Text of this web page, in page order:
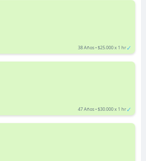
38 Años • $25.000 x 1 hr✓
47 Años • $30.000 x 1 hr✓